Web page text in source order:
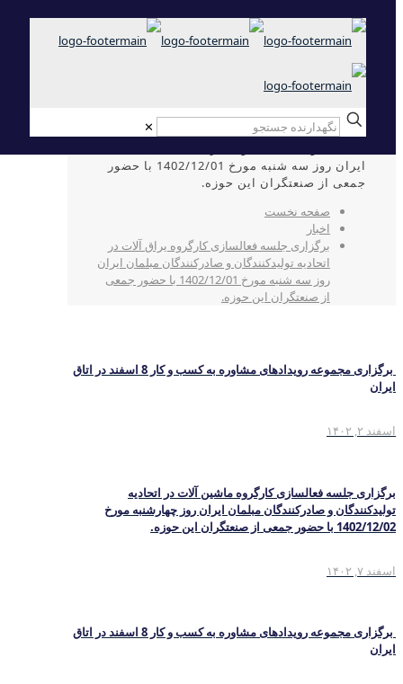
✕
برگزاری جلسه فعالسازی کارگروه یراق آلات در
ایران روز سه شنبه مورخ 1402/12/01 با حضور
جمعی از صنعتگران این حوزه.
صفحه نخست
اخبار
برگزاری جلسه فعالسازی کارگروه یراق آلات در
اتحادیه تولیدکنندگان و صادرکنندگان مبلمان ایران
روز سه شنبه مورخ 1402/12/01 با حضور جمعی
از صنعتگران این حوزه.
برگزاری مجموعه رویدادهای مشاوره به کسب و کار 8 اسفند در اتاق
ایران
اسفند ۲, ۱۴۰۲
برگزاری جلسه فعالسازی کارگروه ماشین آلات در اتحادیه
تولیدکنندگان و صادرکنندگان مبلمان ایران روز چهارشنبه مورخ
1402/12/02 با حضور جمعی از صنعتگران این حوزه.
اسفند ۷, ۱۴۰۲
برگزاری مجموعه رویدادهای مشاوره به کسب و کار 8 اسفند در اتاق
ایران